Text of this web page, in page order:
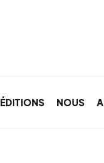
ÉDITIONS NOUS